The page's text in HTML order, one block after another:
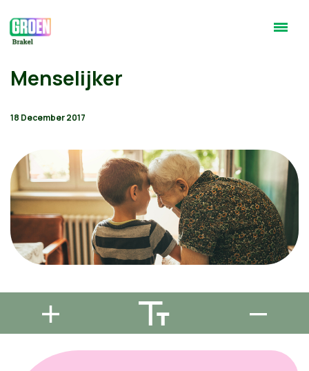
Menselijker
18 December 2017